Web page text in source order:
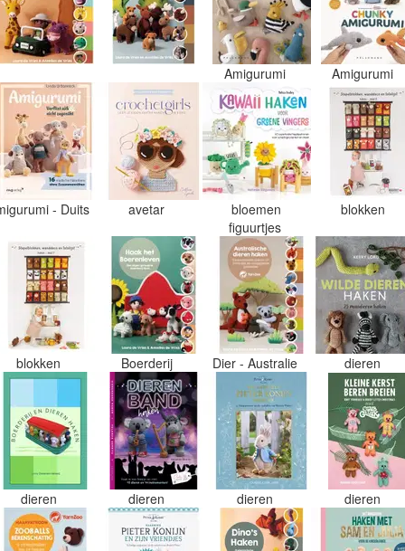
Amigurumi Amigurumi
- Duits avetar
bloemen
figuurtjes
blokken
blokken Boerderij Dier - Australie dieren
dieren dieren dieren dieren